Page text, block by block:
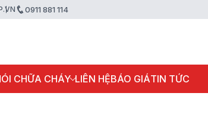
0911 881 114
CHỮA CHÁY LIÊN HỆBÁO GIÁTIN TỨC